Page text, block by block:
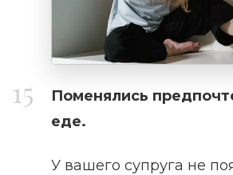
Поменялись
еде.
У вашего супруга не